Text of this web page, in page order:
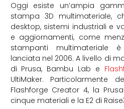
Oggi esiste un’ampia
stampa 3D multimateriale,
desktop, sistemi industriali e
e aggiornamenti, come
stampanti multimateriale
lanciata nel 2006. A livello di
di Prusa, Bambu Lab e
UltiMaker.
Flashforge Creator 4, la
cinque materiali e la E2 di